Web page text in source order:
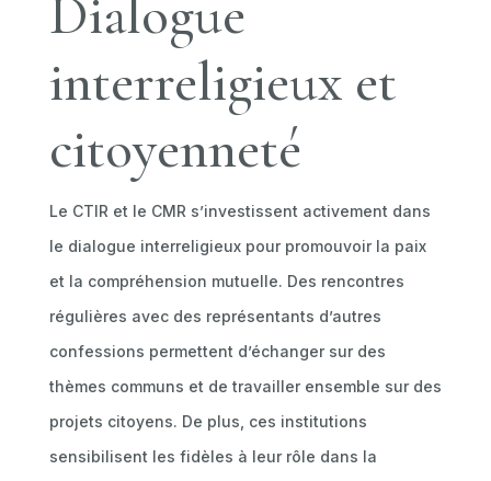
Dialogue
interreligieux et
citoyenneté
Le CTIR et le CMR s’investissent activement dans
le dialogue interreligieux pour promouvoir la paix
et la compréhension mutuelle. Des rencontres
régulières avec des représentants d’autres
confessions permettent d’échanger sur des
thèmes communs et de travailler ensemble sur des
projets citoyens. De plus, ces institutions
sensibilisent les fidèles à leur rôle dans la